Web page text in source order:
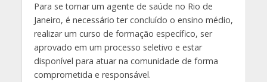
Para se tornar um agente de saúde no Rio de
Janeiro, é necessário ter concluído o ensino médio,
realizar um curso de formação específico, ser
aprovado em um processo seletivo e estar
disponível para atuar na comunidade de forma
comprometida e responsável.